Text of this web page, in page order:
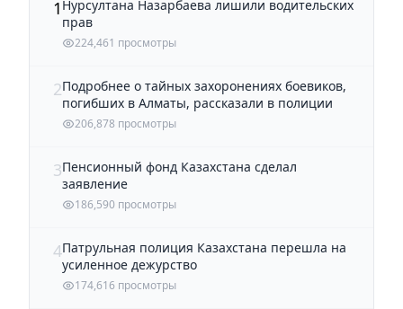
1 Нурсултана Назарбаева лишили водительских
прав
224,461 просмотры
2Подробнее о тайных захоронениях боевиков,
погибших в Алматы, рассказали в полиции
206,878 просмотры
3Пенсионный фонд Казахстана сделал
заявление
186,590 просмотры
4Патрульная полиция Казахстана перешла на
усиленное дежурство
174,616 просмотры